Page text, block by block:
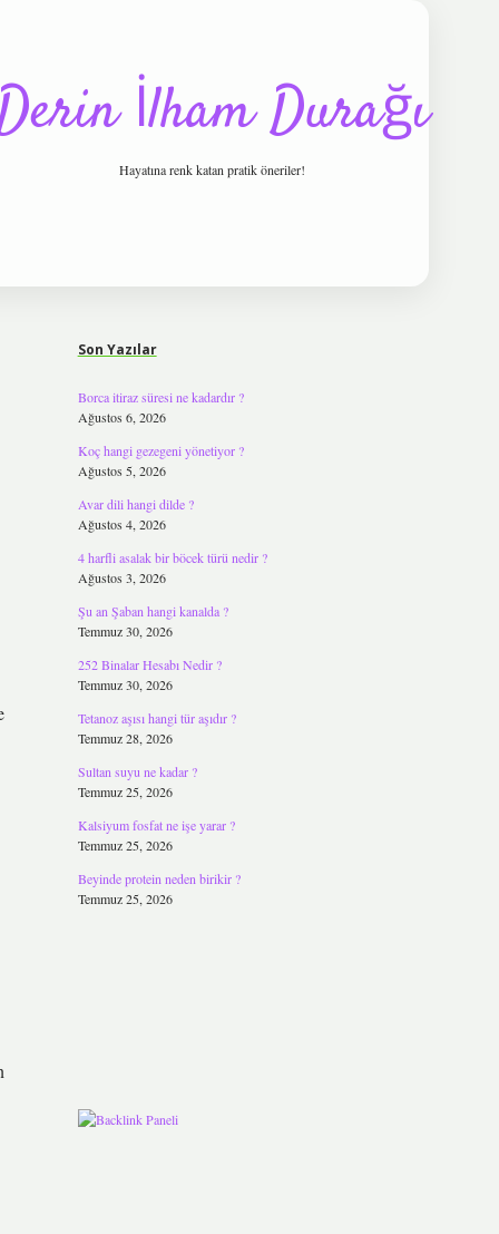
İlham Durağı
Hayatına renk katan pratik öneriler!
Son Yazılar
Borca itiraz süresi ne kadardır ?
Ağustos 6, 2026
Koç hangi gezegeni yönetiyor ?
Ağustos 5, 2026
Avar dili hangi dilde ?
Ağustos 4, 2026
4 harfli asalak bir böcek türü nedir ?
Ağustos 3, 2026
Şu an Şaban hangi kanalda ?
Temmuz 30, 2026
252 Binalar Hesabı Nedir ?
Temmuz 30, 2026
Tetanoz aşısı hangi tür aşıdır ?
Temmuz 28, 2026
Sultan suyu ne kadar ?
Temmuz 25, 2026
Kalsiyum fosfat ne işe yarar ?
Temmuz 25, 2026
Beyinde protein neden birikir ?
Temmuz 25, 2026